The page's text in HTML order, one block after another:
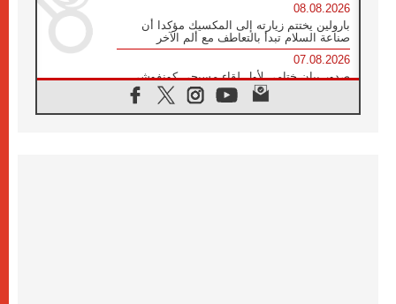
08.08.2026
بارولين يختتم زيارته إلى المكسيك مؤكدا أن
صناعة السلام تبدأ بالتعاطف مع ألم الآخر
07.08.2026
صدور بيان ختامي لأول لقاء مسيحي كونفوشي
بمشاركة الدائرة الفاتيكانية للحوار بين الأديان
07.08.2026